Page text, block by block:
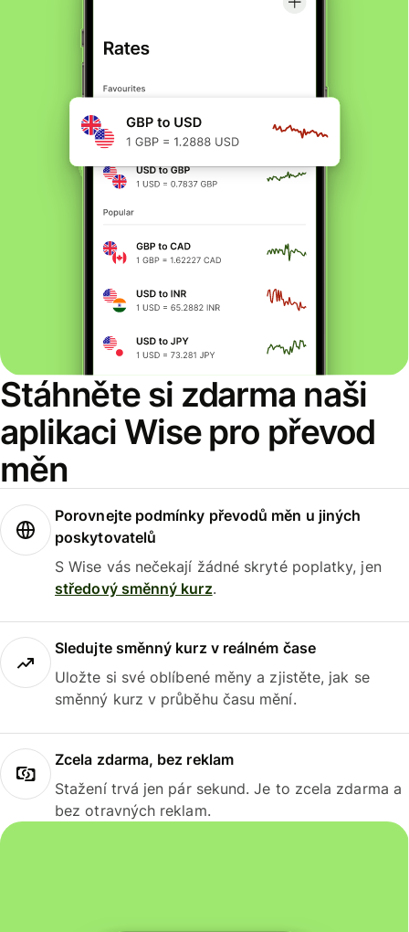
Stáhněte si zdarma naši
aplikaci Wise pro převod
měn
Porovnejte podmínky převodů měn u jiných
poskytovatelů
S Wise vás nečekají žádné skryté poplatky, jen
středový směnný kurz.
Sledujte směnný kurz v reálném čase
Uložte si své oblíbené měny a zjistěte, jak se
směnný kurz v průběhu času mění.
Zcela zdarma, bez reklam
Stažení trvá jen pár sekund. Je to zcela zdarma a
bez otravných reklam.